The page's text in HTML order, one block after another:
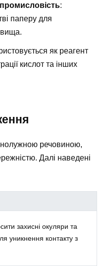
:
паперу для
як реагент
кислот та інших
речовиною,
Далі наведені
захисні окуляри та
уникнення контакту з